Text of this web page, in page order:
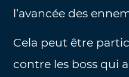
l’avancée des
Cela peut être
contre les boss qui